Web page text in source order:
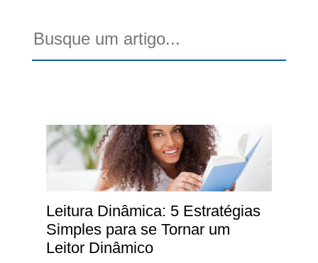
Leitura Dinâmica: 5 Estratégias
Simples para se Tornar um
Leitor Dinâmico